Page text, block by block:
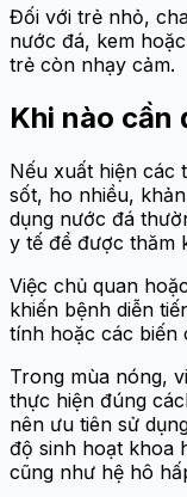
Đối với trẻ nhỏ,
nước đá, kem
trẻ còn nhạy cảm.
Khi nào cần
Nếu xuất hiện các
sốt, ho nhiều,
dụng nước đá
y tế để được thăm
Việc chủ quan
khiến bệnh diễn
tính hoặc các biến
Trong mùa nóng,
thực hiện đúng
nên ưu tiên sử
độ sinh hoạt khoa
cũng như hệ hô